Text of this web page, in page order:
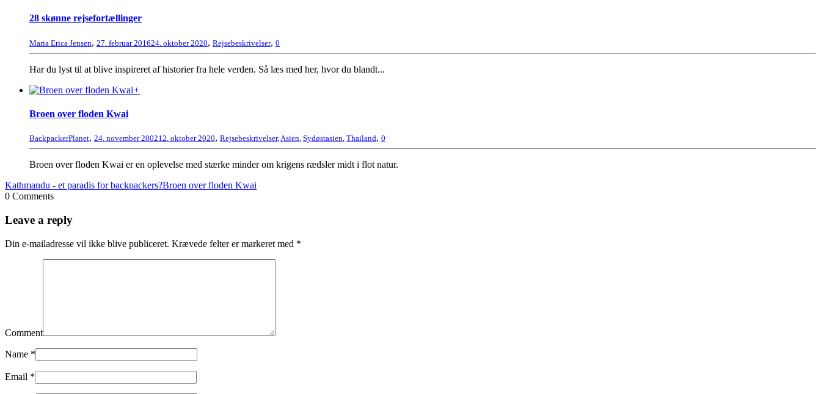
28 skønne rejsefortællinger
Maria Erica Jensen, 27. februar 201624. oktober 2020, Rejsebeskrivelser, 0
Har du lyst til at blive inspireret af historier fra hele verden. Så læs med her, hvor du blandt...
+
Broen over floden Kwai
BackpackerPlanet, 24. november 200212. oktober 2020, Rejsebeskrivelser,Asien, Sydøstasien, Thailand, 0
Broen over floden Kwai er en oplevelse med stærke minder om krigens rædsler midt i flot natur.
Kathmandu - et paradis for backpackers?Broen over floden Kwai
0 Comments
Leave a reply
Din e-mailadresse vil ikke blive publiceret. Krævede felter er markeret med *
Comment
Name *
Email *